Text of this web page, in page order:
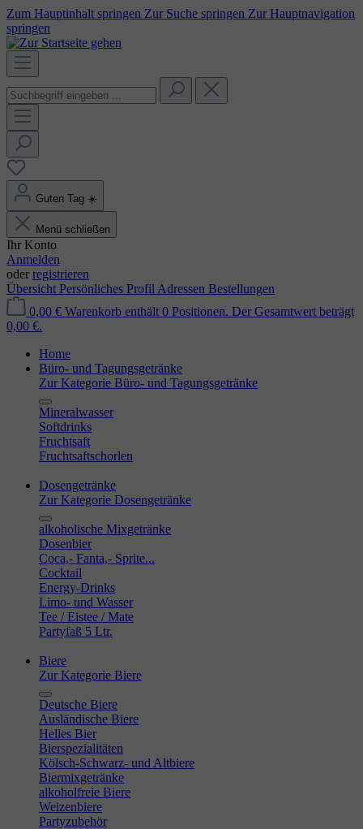
Zum Hauptinhalt springen Zur Suche springen Zur Hauptnavigation
springen
Guten Tag ☀️
Menü schließen
Ihr Konto
Anmelden
oder registrieren
Übersicht Persönliches Profil Adressen Bestellungen
0,00 € Warenkorb enthält 0 Positionen. Der Gesamtwert beträgt
0,00 €.
Home
Büro- und Tagungsgetränke
Zur Kategorie Büro- und Tagungsgetränke
Mineralwasser
Softdrinks
Fruchtsaft
Fruchtsaftschorlen
Dosengetränke
Zur Kategorie Dosengetränke
alkoholische Mixgetränke
Dosenbier
Coca,- Fanta,- Sprite...
Cocktail
Energy-Drinks
Limo- und Wasser
Tee / Eistee / Mate
Partyfaß 5 Ltr.
Biere
Zur Kategorie Biere
Deutsche Biere
Ausländische Biere
Helles Bier
Bierspezialitäten
Kölsch-Schwarz- und Altbiere
Biermixgetränke
alkoholfreie Biere
Weizenbiere
Partyzubehör